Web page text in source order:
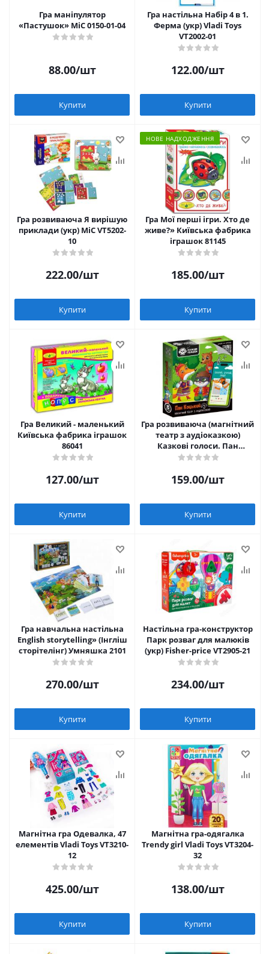
Гра маніпулятор
«Пастушок» MiC 0150-01-04
88.00/шт
Купити
Гра настільна Набір 4 в 1.
Ферма (укр) Vladi Toys
VT2002-01
122.00/шт
Купити
Гра розвиваюча Я вирішую
приклади (укр) MiC VT5202-
10
222.00/шт
Купити
НОВЕ НАДХОДЖЕННЯ
Гра Мої перші ігри. Хто де
живе?» Київська фабрика
іграшок 81145
185.00/шт
Купити
Гра Великий - маленький
Київська фабрика іграшок
86041
127.00/шт
Купити
Гра розвиваюча (магнітний
театр з аудіоказкою)
Казкові голоси. Пан
Коцький Vladi Toys VT3206-34
159.00/шт
Купити
Гра навчальна настільна
English storytelling» (Інгліш
сторітелінг) Умняшка 2101
270.00/шт
Купити
Настільна гра-конструктор
Парк розваг для малюків
(укр) Fisher-price VT2905-21
234.00/шт
Купити
Магнітна гра Одевалка, 47
елементів Vladi Toys VT3210-
12
425.00/шт
Купити
Магнітна гра-одягалка
Trendy girl Vladi Toys VT3204-
32
138.00/шт
Купити